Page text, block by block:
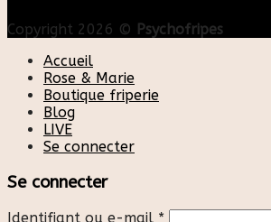
Copyright 2026 © Psychofripes
Accueil
Rose & Marie
Boutique friperie
Blog
LIVE
Se connecter
Se connecter
Identifiant ou e-mail *